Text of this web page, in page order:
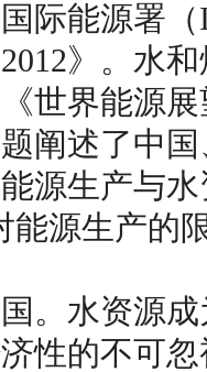
能源署（
》。水
世界能源
述了中国
源生产与
能源生产的
水资源成
性的不可